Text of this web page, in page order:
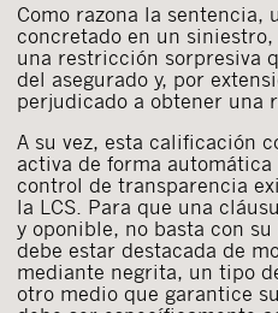
Como razona la sentencia,
concretado en un
una restricción sorpresiva
del asegurado y, por
perjudicado a obtener una
A su vez, esta calificación
activa de forma
control de transparencia
la LCS. Para que una
y oponible, no basta con
debe estar destacada de
mediante negrita, un tipo
otro medio que garantice